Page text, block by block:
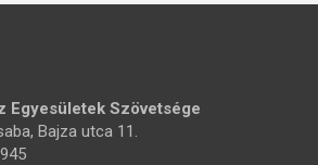
Egyesületek Szövetsége
Bajza utca 11.